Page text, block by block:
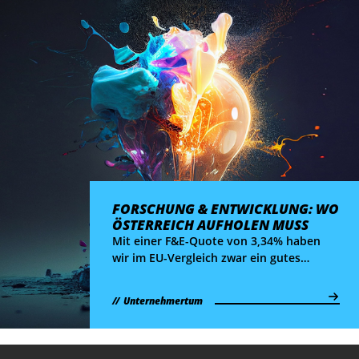
auswirkt.
FORSCHUNG & ENTWICKLUNG: WO
ÖSTERREICH AUFHOLEN MUSS
Mit einer F&E-Quote von 3,34% haben
wir im EU-Vergleich zwar ein gutes
braucht es 6 Maßnahmen.
Unternehmertum